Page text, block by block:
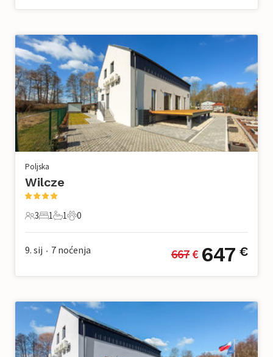
Poljska
Wilcze
3 Gosti
3
1 Spavaća soba
1
1 Kupaonica
1
0 Kućni ljubimac
0
9. sij • 7 noćenja 667 € 647 €